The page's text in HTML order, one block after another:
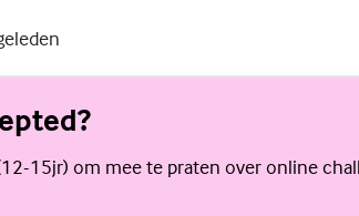
15jr) om mee te praten over online